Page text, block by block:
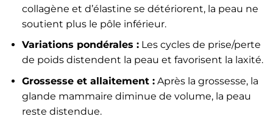
collagène et d’élastine se détériorent, la peau ne
soutient plus le pôle inférieur.
Variations pondérales :Les cycles de prise/perte
de poids distendent la peau et favorisent la laxité.
Grossesse et allaitement :Après la grossesse, la
glande mammaire diminue de volume, la peau
reste distendue.